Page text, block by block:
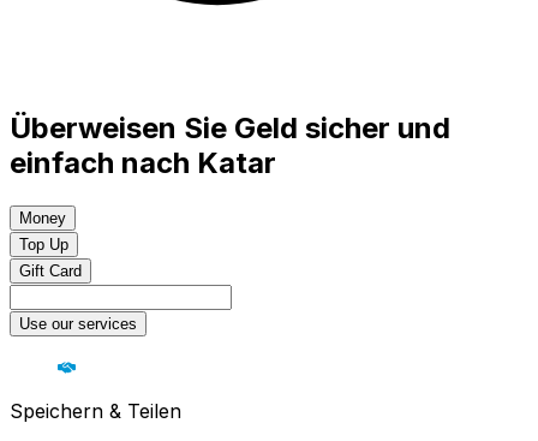
Überweisen Sie Geld sicher und
einfach nach Katar
Money
Top Up
Gift Card
Use our services
Speichern & Teilen